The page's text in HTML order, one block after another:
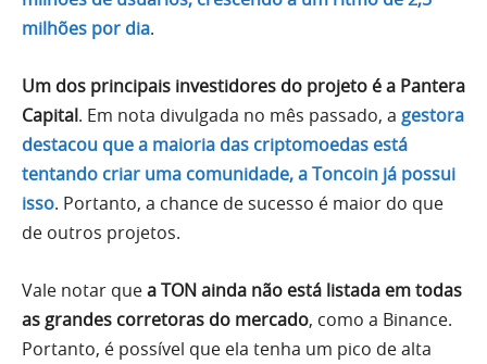
milhões por dia.
Um dos principais investidores do projeto é a Pantera
Capital. Em nota divulgada no mês passado, a gestora
destacou que a maioria das criptomoedas está
tentando criar uma comunidade, a Toncoin já possui
isso. Portanto, a chance de sucesso é maior do que
de outros projetos.
Vale notar quea TON ainda não está listada em todas
as grandes corretoras do mercado, como a Binance.
Portanto, é possível que ela tenha um pico de alta